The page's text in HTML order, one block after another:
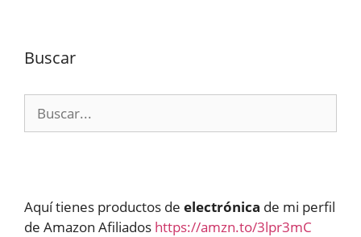
Buscar
Aquí tienes productos de electrónica de mi perfil
de Amazon Afiliados https://amzn.to/3lpr3mC